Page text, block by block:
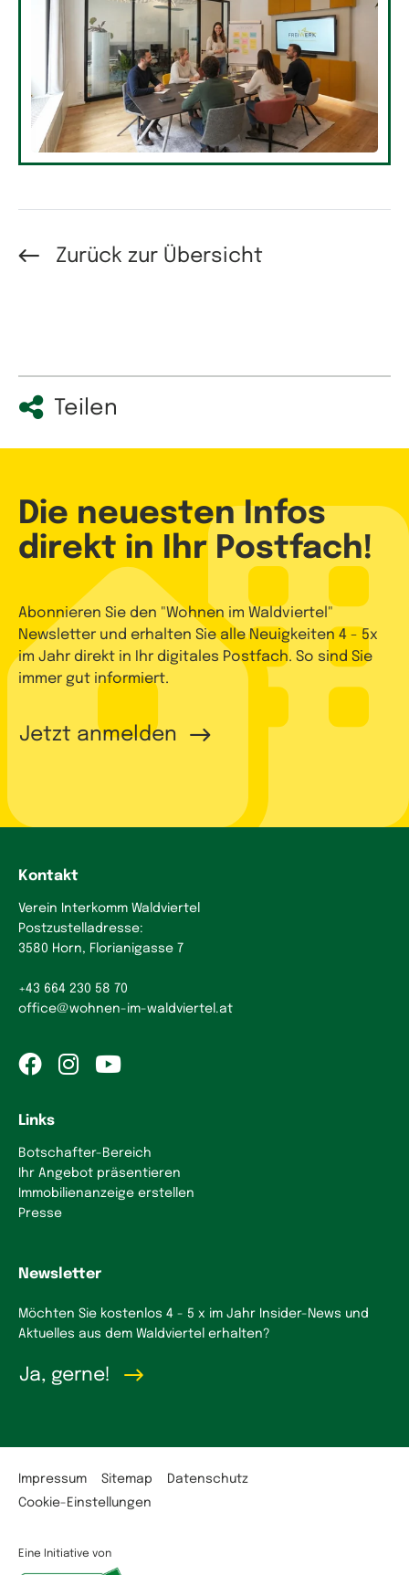
Zurück zur Übersicht
Teilen
Die neuesten Infos
direkt in Ihr Postfach!
Abonnieren Sie den "Wohnen im Waldviertel"
Newsletter und erhalten Sie alle Neuigkeiten 4 - 5x
im Jahr direkt in Ihr digitales Postfach. So sind Sie
immer gut informiert.
Jetzt anmelden
Kontakt
Verein Interkomm Waldviertel
Postzustelladresse:
3580 Horn, Florianigasse 7
+43 664 230 58 70
office@wohnen-im-waldviertel.at
Links
Botschafter-Bereich
Ihr Angebot präsentieren
Immobilienanzeige erstellen
Presse
Newsletter
Möchten Sie kostenlos 4 - 5 x im Jahr Insider-News und
Aktuelles aus dem Waldviertel erhalten?
Ja, gerne!
Impressum Sitemap
Datenschutz
Cookie-Einstellungen
Eine Initiative von